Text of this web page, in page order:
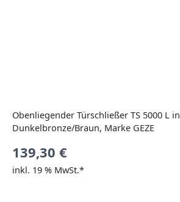
Obenliegender Türschließer TS 5000 L in
Dunkelbronze/Braun, Marke GEZE
139,30 €
inkl. 19 % MwSt.*